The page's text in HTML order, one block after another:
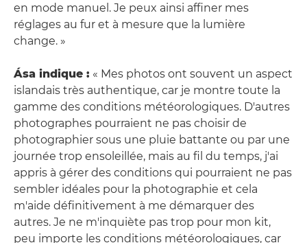
en mode manuel. Je peux ainsi affiner mes
réglages au fur et à mesure que la lumière
change. »
Ása indique : « Mes photos ont souvent un aspect
islandais très authentique, car je montre toute la
gamme des conditions météorologiques. D'autres
photographes pourraient ne pas choisir de
photographier sous une pluie battante ou par une
journée trop ensoleillée, mais au fil du temps, j'ai
appris à gérer des conditions qui pourraient ne pas
sembler idéales pour la photographie et cela
m'aide définitivement à me démarquer des
autres. Je ne m'inquiète pas trop pour mon kit,
peu importe les conditions météorologiques, car